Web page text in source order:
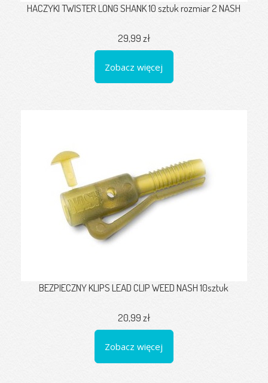
HACZYKI TWISTER LONG SHANK 10 sztuk rozmiar 2 NASH
29,99 zł
Zobacz więcej
BEZPIECZNY KLIPS LEAD CLIP WEED NASH 10sztuk
20,99 zł
Zobacz więcej